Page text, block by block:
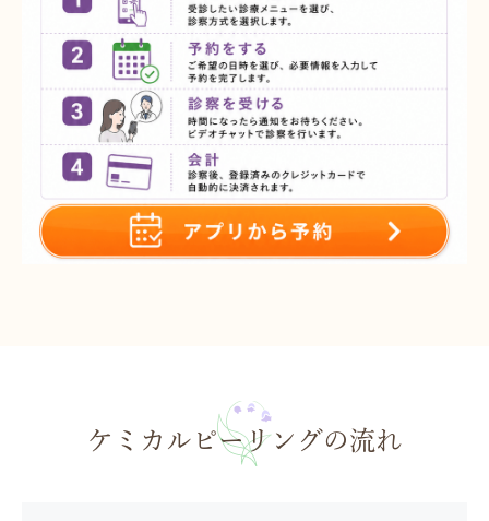
ケミカルピーリングの流れ